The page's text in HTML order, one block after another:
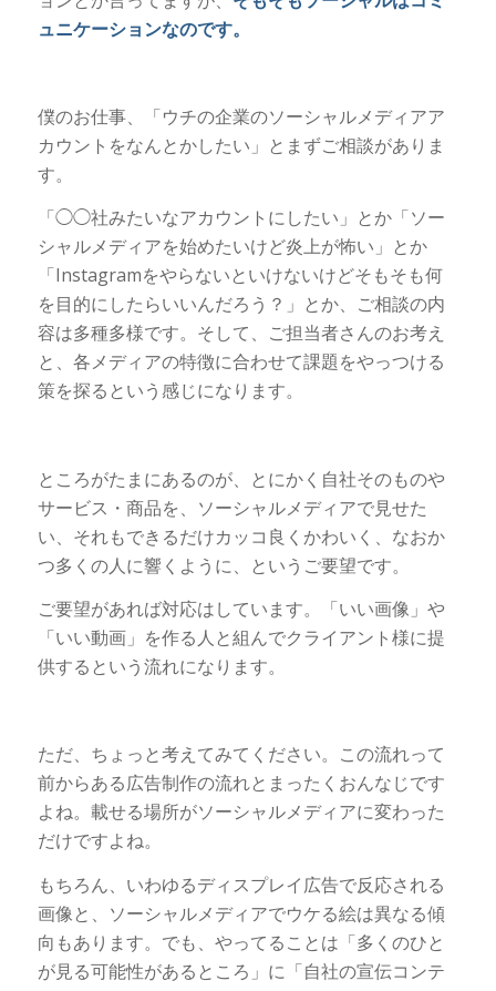
ュニケーションなのです。
僕のお仕事、「ウチの企業のソーシャルメディアア
カウントをなんとかしたい」とまずご相談がありま
す。
「◯◯社みたいなアカウントにしたい」とか「ソー
シャルメディアを始めたいけど炎上が怖い」とか
「Instagramをやらないといけないけどそもそも何
を目的にしたらいいんだろう？」とか、ご相談の内
容は多種多様です。そして、ご担当者さんのお考え
と、各メディアの特徴に合わせて課題をやっつける
策を探るという感じになります。
ところがたまにあるのが、とにかく自社そのものや
サービス・商品を、ソーシャルメディアで見せた
い、それもできるだけカッコ良くかわいく、なおか
つ多くの人に響くように、というご要望です。
ご要望があれば対応はしています。「いい画像」や
「いい動画」を作る人と組んでクライアント様に提
供するという流れになります。
ただ、ちょっと考えてみてください。この流れって
前からある広告制作の流れとまったくおんなじです
よね。載せる場所がソーシャルメディアに変わった
だけですよね。
もちろん、いわゆるディスプレイ広告で反応される
画像と、ソーシャルメディアでウケる絵は異なる傾
向もあります。でも、やってることは「多くのひと
が見る可能性があるところ」に「自社の宣伝コンテ